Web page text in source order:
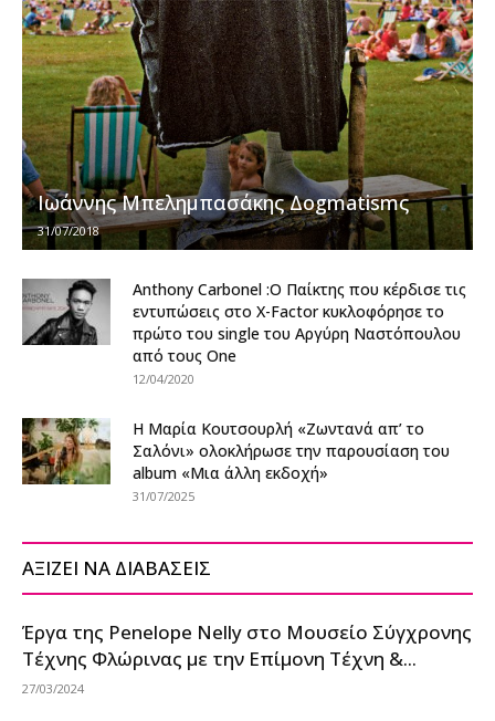
Ιωάννης Μπελημπασάκης Δogmatismς
31/07/2018
Anthony Carbonel :Ο Παίκτης που κέρδισε τις
εντυπώσεις στο X-Factor κυκλοφόρησε το
πρώτο του single του Αργύρη Ναστόπουλου
από τους One
12/04/2020
Η Μαρία Κουτσουρλή «Ζωντανά απ’ το
Σαλόνι» ολοκλήρωσε την παρουσίαση του
album «Μια άλλη εκδοχή»
31/07/2025
ΑΞΙΖΕΙ ΝΑ ΔΙΑΒΑΣΕΙΣ
Έργα της Penelope Nelly στο Μουσείο Σύγχρονης
Τέχνης Φλώρινας με την Επίμονη Τέχνη &...
27/03/2024